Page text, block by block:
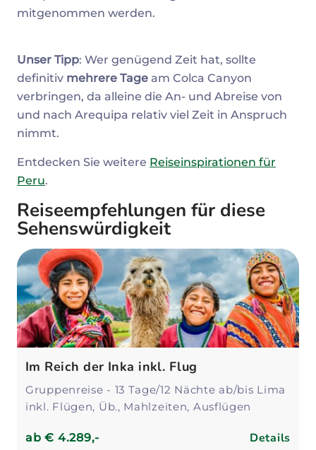
mitgenommen werden.
Unser Tipp: Wer genügend Zeit hat, sollte
definitiv mehrere Tage am Colca Canyon
verbringen, da alleine die An- und Abreise von
und nach Arequipa relativ viel Zeit in Anspruch
nimmt.
Entdecken Sie weitere Reiseinspirationen für
Peru.
Reiseempfehlungen für diese
Sehenswürdigkeit
Im Reich der Inka inkl. Flug
Gruppenreise - 13 Tage/12 Nächte ab/bis Lima
inkl. Flügen, Üb., Mahlzeiten, Ausflügen
ab€ 4.289,- Details